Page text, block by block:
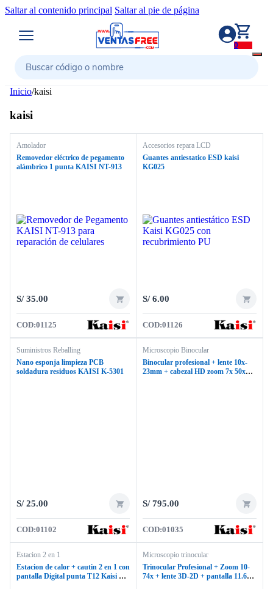
Saltar al contenido principal Saltar al pie de página
Buscar
0
Inicio/kaisi
kaisi
Amolador
Removedor eléctrico de pegamento
alámbrico 1 punta KAISI NT-913
S/35.00
COD:01125
Accesorios repara LCD
Guantes antiestatico ESD kaisi
KG025
S/6.00
COD:01126
Suministros Reballing
Nano esponja limpieza PCB
soldadura residuos KAISI K-5301
S/25.00
COD:01102
Microscopio Binocular
Binocular profesional + lente 10x-
23mm + cabezal HD zoom 7x 50x
S/795.00
COD:01035
Estacion 2 en 1
Estacion de calor + cautin 2 en 1 con
pantalla Digital punta T12 Kaisi K-
Microscopio trinocular
Trinocular Profesional + Zoom 10-
74x + lente 3D-2D + pantalla 11.6″